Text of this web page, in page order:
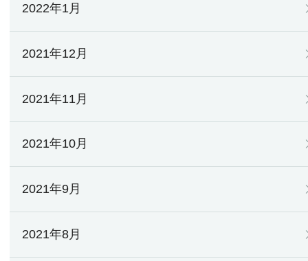
2022年1月
2021年12月
2021年11月
2021年10月
2021年9月
2021年8月